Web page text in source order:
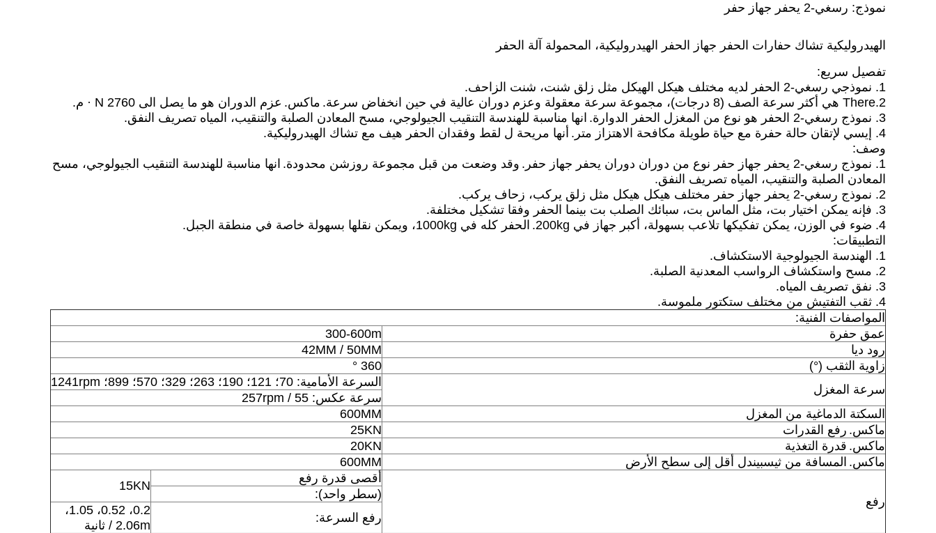
نموذج: رسغي-2 يحفر جهاز حفر
الهيدروليكية تشاك حفارات الحفر جهاز الحفر الهيدروليكية، المحمولة آلة الحفر
تفصيل سريع:
1. نموذجي رسغي-2 الحفر لديه مختلف هيكل الهيكل مثل زلق شنت، شنت الزاحف.
2.There هي أكثر سرعة الصف (8 درجات)، مجموعة سرعة معقولة وعزم دوران عالية في حين انخفاض سرعة.
ماكس. عزم الدوران هو ما يصل الى 2760 N · م.
3. نموذج رسغي-2 الحفر هو نوع من المغزل الحفر الدوارة.
انها مناسبة للهندسة التنقيب الجيولوجي، مسح المعادن الصلبة والتنقيب، المياه تصريف النفق.
4. إيسي لإتقان حالة حفرة مع حياة طويلة مكافحة الاهتزاز متر.
أنها مريحة ل لقط وفقدان الحفر هيف مع تشاك الهيدروليكية.
وصف:
1. نموذج رسغي-2 يحفر جهاز حفر نوع من دوران دوران يحفر جهاز حفر.
وقد وضعت من قبل مجموعة روزشن محدودة. انها مناسبة للهندسة التنقيب الجيولوجي، مسح
المعادن الصلبة والتنقيب، المياه تصريف النفق.
2. نموذج رسغي-2 يحفر جهاز حفر مختلف هيكل هيكل مثل زلق يركب، زحاف يركب.
3. فإنه يمكن اختيار بت، مثل الماس بت، سبائك الصلب بت بينما الحفر وفقا تشكيل مختلفة.
4. ضوء في الوزن، يمكن تفكيكها تلاعب بسهولة، أكبر جهاز في 200kg.
الحفر كله في 1000kg، ويمكن نقلها بسهولة خاصة في منطقة الجبل.
التطبيقات:
1. الهندسة الجيولوجية الاستكشاف.
2. مسح واستكشاف الرواسب المعدنية الصلبة.
3. نفق تصريف المياه.
4. ثقب التفتيش من مختلف ستكتور ملموسة.
المواصفات الفنية:
عمق حفرة
300-600m
رود ديا
42MM / 50MM
زاوية الثقب (°)
360 °
سرعة المغزل
السرعة الأمامية: 70؛ 121؛ 190؛ 263؛ 329؛ 570؛ 899؛ 1241rpm
سرعة عكس: 55 / 257rpm
السكتة الدماغية من المغزل
600MM
ماكس. رفع القدرات
25KN
ماكس. قدرة التغذية
20KN
ماكس. المسافة من ثيسبيندل أقل إلى سطح الأرض 600MM
رفع
أقصى قدرة رفع
15KN
(سطر واحد):
رفع السرعة:
0.2، 0.52، 1.05،
2.06m / ثانية